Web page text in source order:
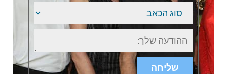
סוג
הכאב
ישוב
או
אזור
בארץ
שליחה